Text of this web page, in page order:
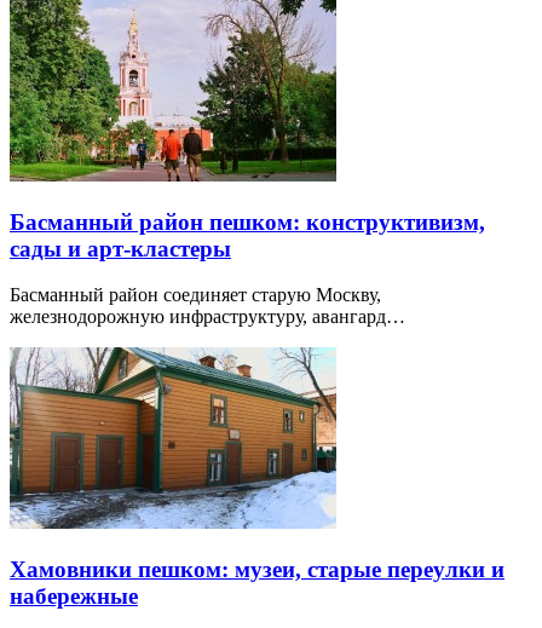
Басманный район пешком: конструктивизм,
сады и арт-кластеры
Басманный район соединяет старую Москву,
железнодорожную инфраструктуру, авангард…
Хамовники пешком: музеи, старые переулки и
набережные